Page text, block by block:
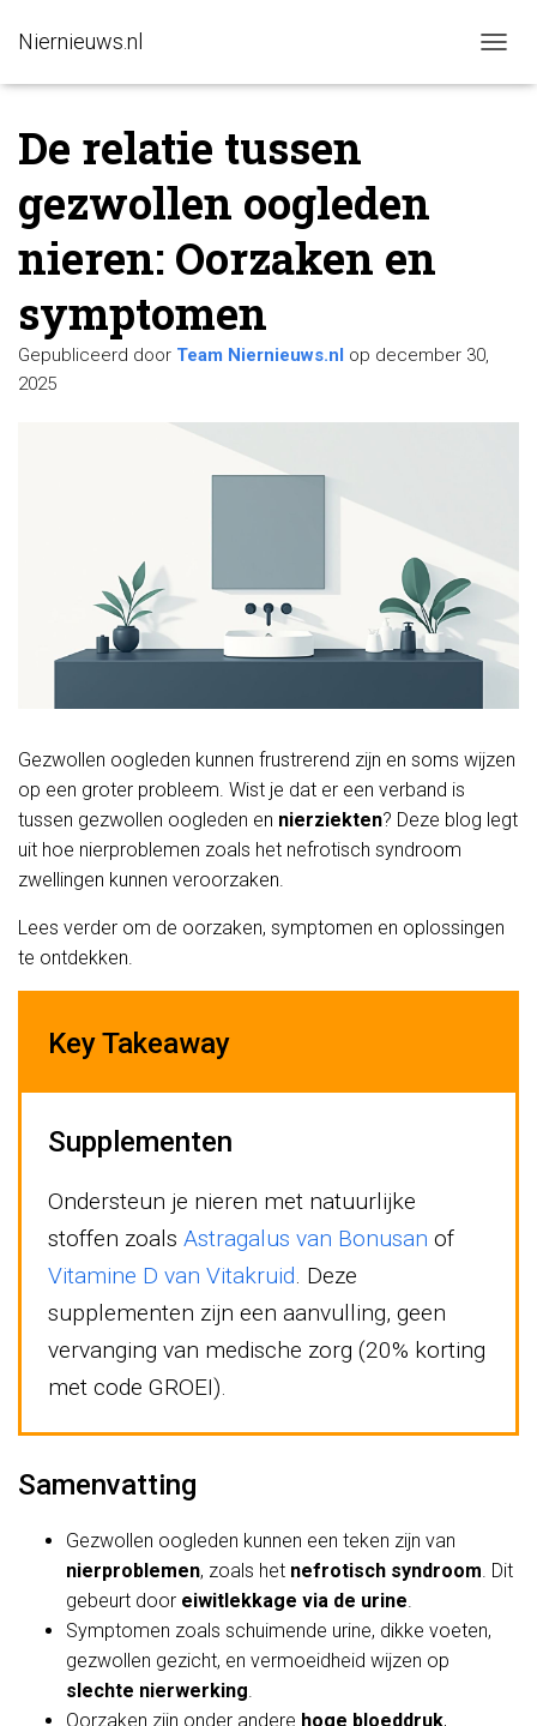
Niernieuws.nl
A
N
De relatie tussen
gezwollen oogleden
nieren: Oorzaken en
symptomen
Gepubliceerd door Team Niernieuws.nl op december 30,
2025
Gezwollen oogleden kunnen frustrerend zijn en soms wijzen
op een groter probleem. Wist je dat er een verband is
tussen gezwollen oogleden en nierziekten? Deze blog legt
uit hoe nierproblemen zoals het nefrotisch syndroom
zwellingen kunnen veroorzaken.
Lees verder om de oorzaken, symptomen en oplossingen
te ontdekken.
Key Takeaway
Supplementen
Ondersteun je nieren met natuurlijke
stoffen zoals Astragalus van Bonusan of
Vitamine D van Vitakruid. Deze
supplementen zijn een aanvulling, geen
vervanging van medische zorg (20% korting
met code GROEI).
Samenvatting
Gezwollen oogleden kunnen een teken zijn van
nierproblemen, zoals het nefrotisch syndroom. Dit
gebeurt door eiwitlekkage via de urine.
Symptomen zoals schuimende urine, dikke voeten,
gezwollen gezicht, en vermoeidheid wijzen op
slechte nierwerking.
Oorzaken zijn onder andere hoge bloeddruk,